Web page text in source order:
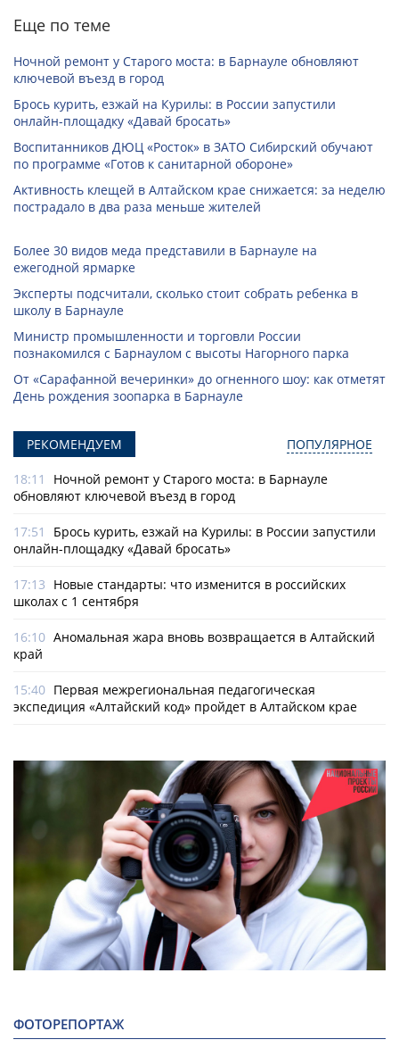
Еще по теме
Ночной ремонт у Старого моста: в Барнауле обновляют
ключевой въезд в город
Брось курить, езжай на Курилы: в России запустили
онлайн-­площадку «Давай бросать»
Воспитанников ДЮЦ «Росток» в ЗАТО Сибирский обучают
по программе «Готов к санитарной обороне»
Активность клещей в Алтайском крае снижается: за неделю
пострадало в два раза меньше жителей
Более 30 видов меда представили в Барнауле на
ежегодной ярмарке
Эксперты подсчитали, сколько стоит собрать ребенка в
школу в Барнауле
Министр промышленности и торговли России
познакомился с Барнаулом с высоты Нагорного парка
От «Сарафанной вечеринки» до огненного шоу: как отметят
День рождения зоопарка в Барнауле
РЕКОМЕНДУЕМ ПОПУЛЯРНОЕ
18:11
Ночной ремонт у Старого моста: в Барнауле
обновляют ключевой въезд в город
17:51
Брось курить, езжай на Курилы: в России запустили
онлайн-­площадку «Давай бросать»
17:13 Новые стандарты: что изменится в российских
школах с 1 сентября
16:10 Аномальная жара вновь возвращается в Алтайский
край
15:40 Первая межрегиональная педагогическая
экспедиция «Алтайский код» пройдет в Алтайском крае
ФОТОРЕПОРТАЖ